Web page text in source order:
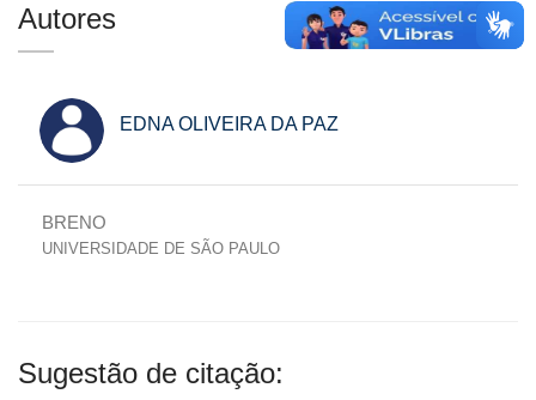
Autores
EDNA OLIVEIRA DA PAZ
BRENO
UNIVERSIDADE DE SÃO PAULO
Sugestão de citação: